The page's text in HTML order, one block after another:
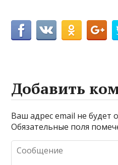
Добавить
Ваш адрес email не будет
Обязательные поля